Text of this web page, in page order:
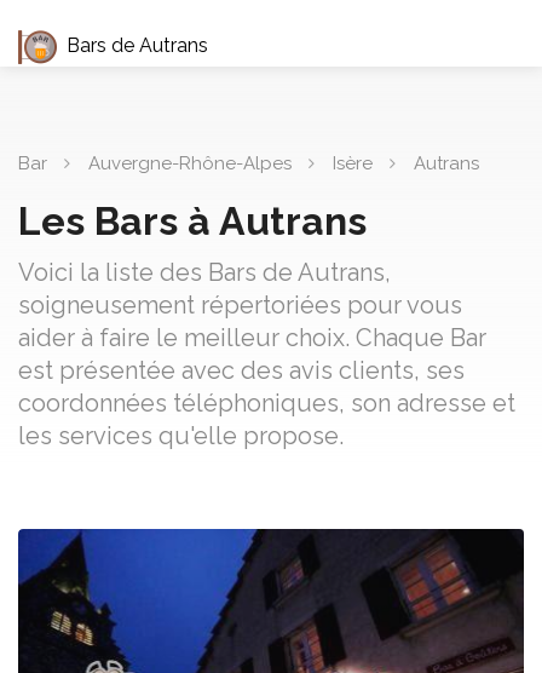
Bars de Autrans
Bar Auvergne-Rhône-Alpes Isère Autrans
Les Bars à Autrans
Voici la liste des Bars de Autrans,
soigneusement répertoriées pour vous
aider à faire le meilleur choix. Chaque Bar
est présentée avec des avis clients, ses
coordonnées téléphoniques, son adresse et
les services qu'elle propose.